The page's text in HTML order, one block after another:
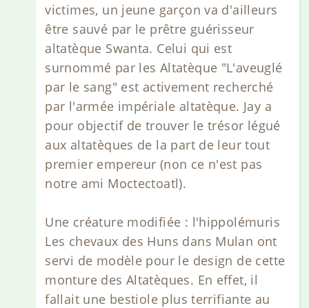
victimes, un jeune garçon va d'ailleurs
être sauvé par le prêtre guérisseur
altatèque Swanta. Celui qui est
surnommé par les Altatèque "L'aveuglé
par le sang" est activement recherché
par l'armée impériale altatèque. Jay a
pour objectif de trouver le trésor légué
aux altatèques de la part de leur tout
premier empereur (non ce n'est pas
notre ami Moctectoatl).
Une créature modifiée : l'hippolémuris
Les chevaux des Huns dans Mulan ont
servi de modèle pour le design de cette
monture des Altatèques. En effet, il
fallait une bestiole plus terrifiante au